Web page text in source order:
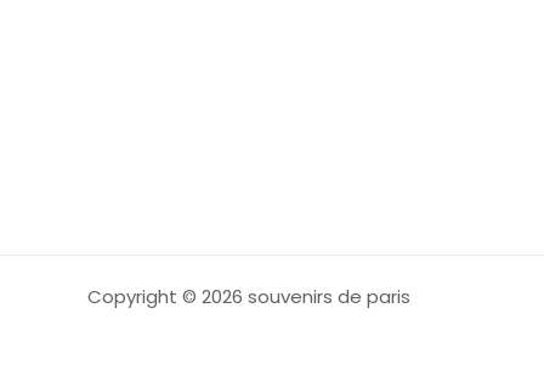
Copyright © 2026 souvenirs de paris